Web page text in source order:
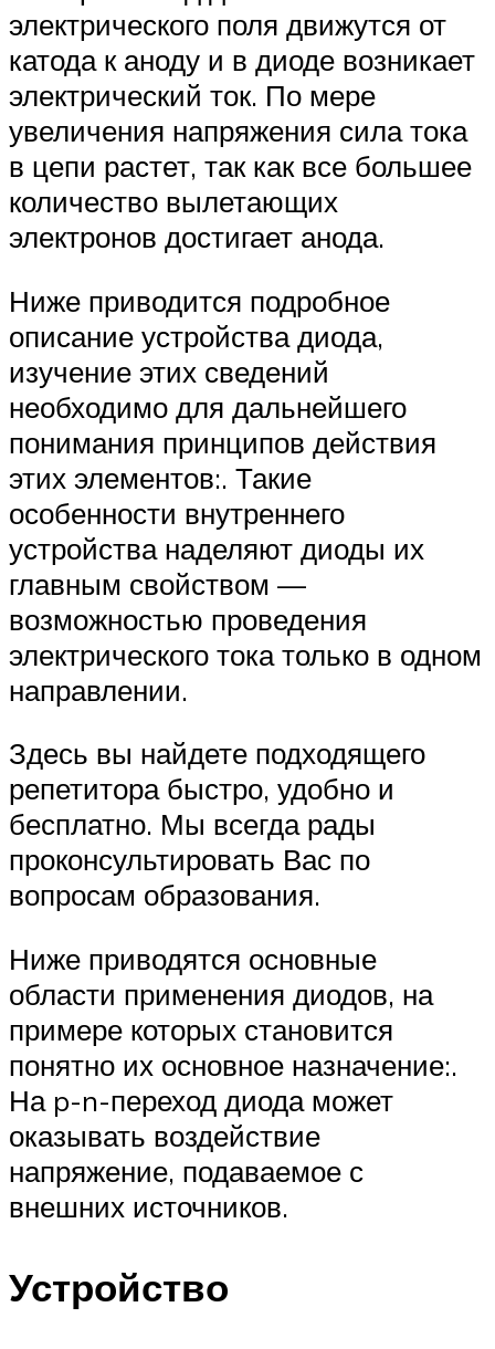
электрического поля движутся от
катода к аноду и в диоде возникает
электрический ток. По мере
увеличения напряжения сила тока
в цепи растет, так как все большее
количество вылетающих
электронов достигает анода.
Ниже приводится подробное
описание устройства диода,
изучение этих сведений
необходимо для дальнейшего
понимания принципов действия
этих элементов:. Такие
особенности внутреннего
устройства наделяют диоды их
главным свойством —
возможностью проведения
электрического тока только в одном
направлении.
Здесь вы найдете подходящего
репетитора быстро, удобно и
бесплатно. Мы всегда рады
проконсультировать Вас по
вопросам образования.
Ниже приводятся основные
области применения диодов, на
примере которых становится
понятно их основное назначение:.
На p-n-переход диода может
оказывать воздействие
напряжение, подаваемое с
внешних источников.
Устройство